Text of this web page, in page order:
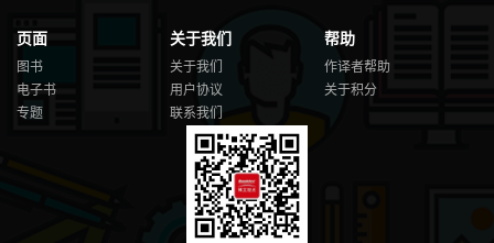
7.7 访问所有的元素 164
7.8 稀疏数组 166
7.9 减少 168
7.10 Map 171
7.11 Set 173
页面
图书
电子书
专题
关于我们
关于我们
用户协议
联系我们
帮助
作译者帮助
关于积分